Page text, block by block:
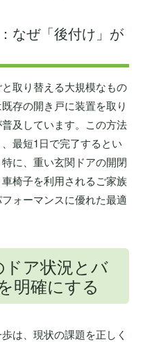
なぜ「後付け」が
取り替える大規模なもの
存の開き戸に装置を取り
及しています。この方法
最短1日で完了するとい
に、重い玄関ドアの開閉
椅子を利用されるご家族
ォーマンスに優れた最適
ドア状況とバ
明確にする
は、現状の課題を正しく